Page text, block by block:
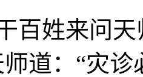
百姓来问
道：“灾